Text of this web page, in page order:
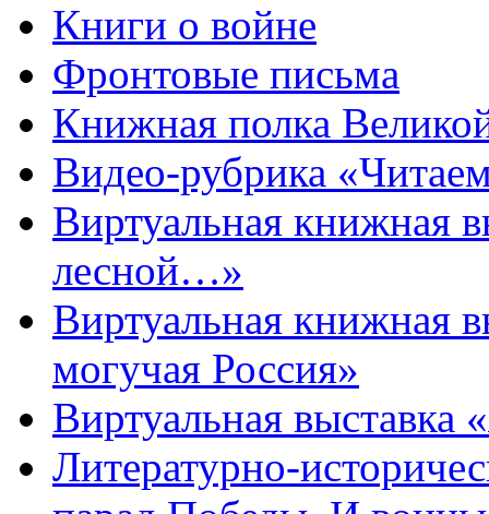
Книги о войне
Фронтовые письма
Книжная полка
Видео-рубрика
Виртуальная книжная
лесной…»
Виртуальная книжная
могучая Россия»
Виртуальная
Литературно-